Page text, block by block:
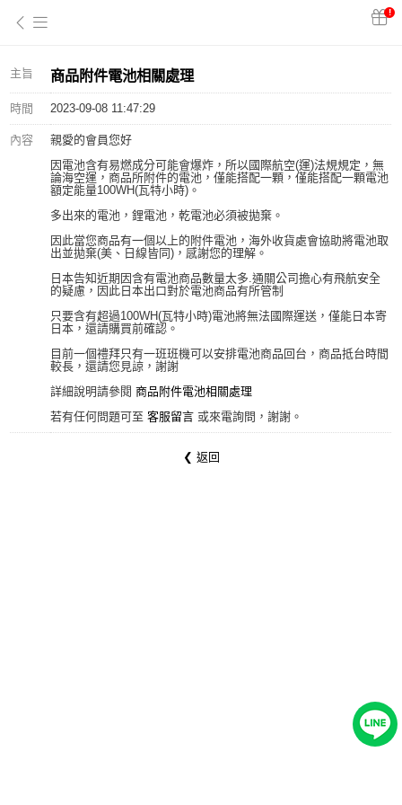
!
主旨 商品附件電池相關處理
時間 2023-09-08 11:47:29
內容
親愛的會員您好
因電池含有易燃成分可能會爆炸，所以國際航空(運)法規規定，無
論海空運，商品所附件的電池，僅能搭配一顆，僅能搭配一顆電池
額定能量100WH(瓦特小時)。
多出來的電池，鋰電池，乾電池必須被拋棄。
因此當您商品有一個以上的附件電池，海外收貨處會協助將電池取
出並拋棄(美、日線皆同)，感謝您的理解。
日本告知近期因含有電池商品數量太多.通關公司擔心有飛航安全
的疑慮，因此日本出口對於電池商品有所管制
只要含有超過100WH(瓦特小時)電池將無法國際運送，僅能日本寄
日本，還請購買前確認。
目前一個禮拜只有一班班機可以安排電池商品回台，商品抵台時間
較長，還請您見諒，謝謝
詳細說明請參閱商品附件電池相關處理
若有任何問題可至客服留言 或來電詢問，謝謝。
❮ 返回